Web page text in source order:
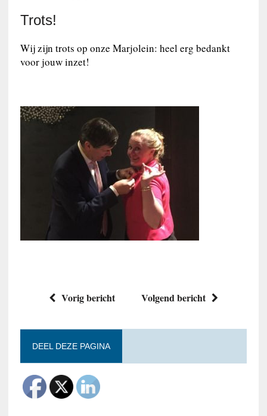
Trots!
Wij zijn trots op onze Marjolein: heel erg bedankt
voor jouw inzet!
Vorig bericht Volgend bericht
DEEL DEZE PAGINA